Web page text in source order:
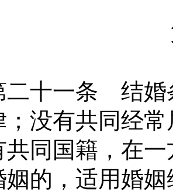
二十一条 结婚
；没有共同经
共同国籍，在
姻的，适用婚